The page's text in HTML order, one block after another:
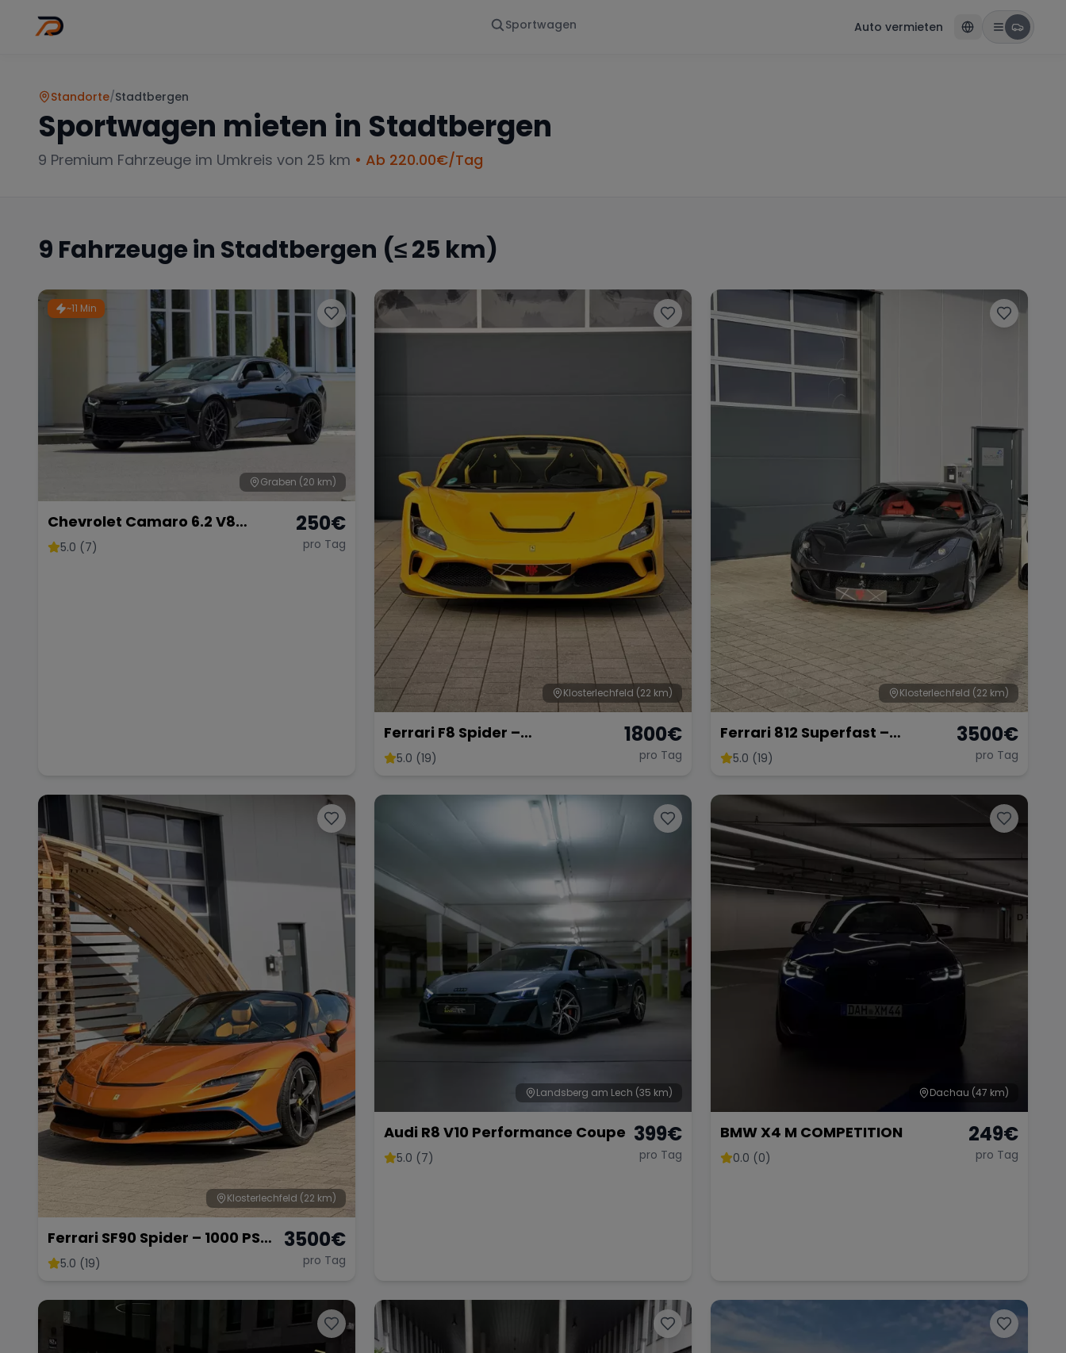
Sportwagen Auto vermieten
Standorte/Stadtbergen
Sportwagen mieten in Stadtbergen
9 Premium Fahrzeuge im Umkreis von 25 km • Ab 220.00€/Tag
9 Fahrzeuge in Stadtbergen (≤ 25 km)
~11 Min
Graben (20 km)
Chevrolet Camaro 6.2 V8
Customkingz
5.0 (7)
250€
pro Tag
Klosterlechfeld (22 km)
Ferrari F8 Spider –
Atemberaubendes Cabrio
5.0 (19)
1800€
pro Tag
Klosterlechfeld (22 km)
Ferrari 812 Superfast –
Ultimativer V12-Supersportler
5.0 (19)
3500€
pro Tag
Klosterlechfeld (22 km)
Ferrari SF90 Spider – 1000 PS
Supersportwagen
5.0 (19)
3500€
pro Tag
Landsberg am Lech (35 km)
Audi R8 V10 Performance Coupe
5.0 (7)
399€
pro Tag
Dachau (47 km)
BMW X4 M COMPETITION
0.0 (0)
249€
pro Tag